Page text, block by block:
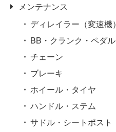
メンテナンス
ディレイラー（変速機）
BB・クランク・ペダル
チェーン
ブレーキ
ホイール・タイヤ
ハンドル・ステム
サドル・シートポスト